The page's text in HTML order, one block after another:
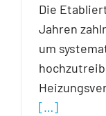
Die
Jahren
um
[…]